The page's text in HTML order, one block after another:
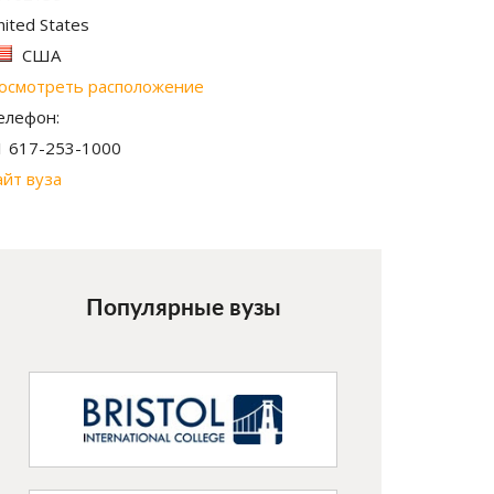
States
США
расположение
617-253-1000
вуза
Популярные вузы